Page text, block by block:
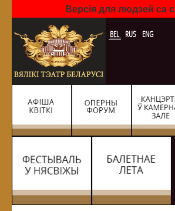
Версія для людзей са
BEL RUS ENG